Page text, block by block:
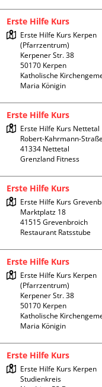
Erste Hilfe Kurs
Erste Hilfe Kurs Kerpen
(Pfarrzentrum)
Kerpener Str. 38
50170 Kerpen
Katholische
Maria Königin
Erste Hilfe Kurs
Erste Hilfe Kurs Nettetal
Robert-Kahrmann-
41334 Nettetal
Grenzland Fitness
Erste Hilfe Kurs
Erste Hilfe Kurs
Marktplatz 18
41515 Grevenbroich
Restaurant Ratsstube
Erste Hilfe Kurs
Erste Hilfe Kurs Kerpen
(Pfarrzentrum)
Kerpener Str. 38
50170 Kerpen
Katholische
Maria Königin
Erste Hilfe Kurs
Erste Hilfe Kurs Kerpen
Studienkreis